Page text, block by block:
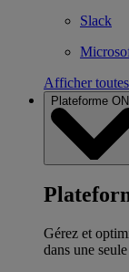
Slack
Afficher
Plateforme
Gérez et
dans une